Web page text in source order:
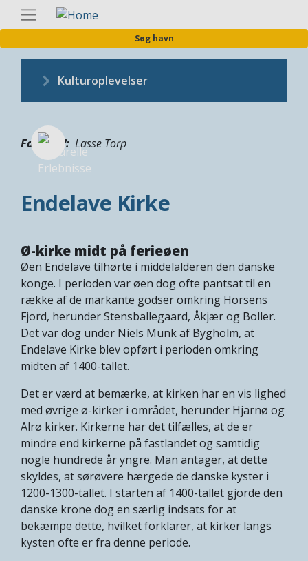
Søg havn
Kulturoplevelser
Fotograf Lasse Torp
Endelave Kirke
Ø-kirke midt på ferieøen
Øen Endelave tilhørte i middelalderen den danske
konge. I perioden var øen dog ofte pantsat til en
række af de markante godser omkring Horsens
Fjord, herunder Stensballegaard, Åkjær og Boller.
Det var dog under Niels Munk af Bygholm, at
Endelave Kirke blev opført i perioden omkring
midten af 1400-tallet.
Det er værd at bemærke, at kirken har en vis lighed
med øvrige ø-kirker i området, herunder Hjarnø og
Alrø kirker. Kirkerne har det tilfælles, at de er
mindre end kirkerne på fastlandet og samtidig
nogle hundrede år yngre. Man antager, at dette
skyldes, at sørøvere hærgede de danske kyster i
1200-1300-tallet. I starten af 1400-tallet gjorde den
danske krone dog en særlig indsats for at
bekæmpe dette, hvilket forklarer, at kirker langs
kysten ofte er fra denne periode.